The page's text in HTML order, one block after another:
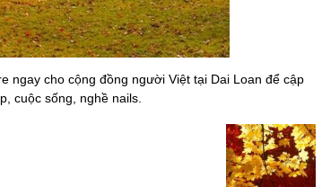
ngay cho cộng đồng người Việt tại Dai Loan để cập
cuộc sống, nghề nails.